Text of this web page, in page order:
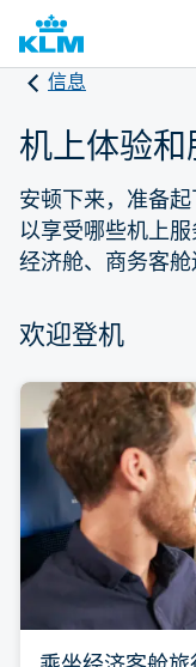
信息
机上体验和
安顿下来，准备
以享受哪些机上
经济舱、商务客舱
欢迎登机